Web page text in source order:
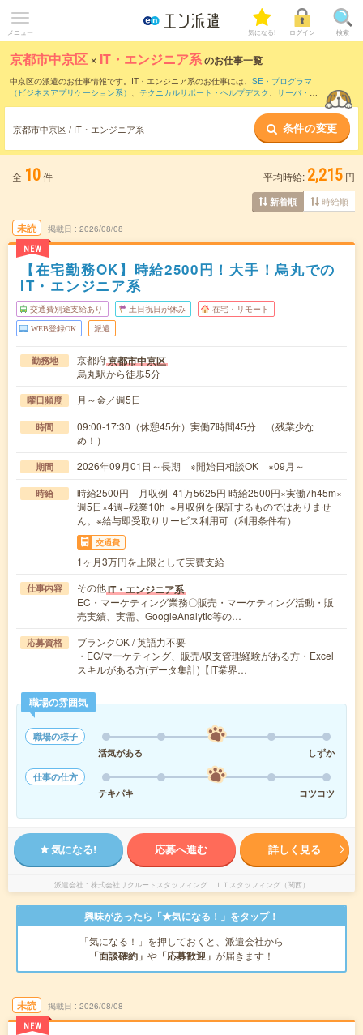
メニュー 気になる! ログイン 検索
京都市中京区 × IT・エンジニア系のお仕事一覧
中京区の派遣のお仕事情報です。IT・エンジニア系のお仕事には、 SE・プログラマ
（ビジネスアプリケーション系） 、 テクニカルサポート・ヘルプデスク 、 サーバ・ネ
京都市中京区 / IT・エンジニア系 条件の変更
全 10件 平均時給: 2,215 円
新着順 時給順
未読
NEW
掲載日 2026/08/08
【在宅勤務OK】時給2500円！大手！烏丸での
IT・エンジニア系
交通費別途支給あり 土日祝日が休み 在宅・リモート
WEB登録OK 派遣
勤務地 京都府京都市中京区
烏丸駅から徒歩5分
曜日頻度 月～金／週5日
時間
09:00-17:30（休憩45分）実働7時間45分 （残業少な
め！）
期間 2026年09月01日～長期 ※開始日相談OK ※09月～
時給
時給2500円 月収例 41万5625円 時給2500円×実働7h45m×
週5日×4週+残業10h ※月収例を保証するものではありませ
ん。※給与即受取りサービス利用可（利用条件有）
交通費
1ヶ月3万円を上限として実費支給
仕事内容 その他IT・エンジニア系
EC・マーケティング業務〇販売・マーケティング活動・販
売実績、実需、GoogleAnalytic等の…
応募資格
ブランクOK / 英語力不要
・EC/マーケティング、販売/収支管理経験がある方・Excel
スキルがある方(データ集計)【IT業界…
職場の雰囲気
職場の様子
活気がある
しずか
仕事の仕方
テキパキ
コツコツ
気になる! 応募へ進む 詳しく見る
派遣会社 株式会社リクルートスタッフィング ＩＴスタッフィング（関西）
興味があったら「★気になる！」をタップ！
「気になる！」を押しておくと、派遣会社から
「面談確約」 や 「応募歓迎」 が届きます！
未読
NEW
掲載日 2026/08/08